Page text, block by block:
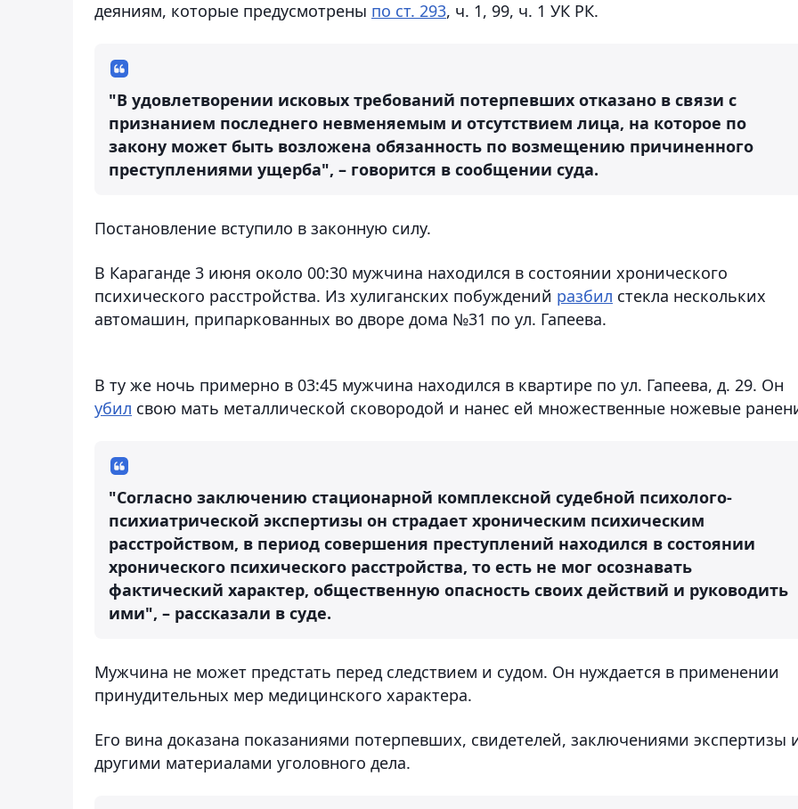
деяниям, которые предусмотрены по ст. 293, ч. 1, 99, ч. 1 УК РК.
"В удовлетворении исковых требований потерпевших отказано в связи с
признанием последнего невменяемым и отсутствием лица, на которое по
закону может быть возложена обязанность по возмещению причиненного
преступлениями ущерба", – говорится в сообщении суда.
Постановление вступило в законную силу.
В Караганде 3 июня около 00:30 мужчина находился в состоянии хронического
психического расстройства. Из хулиганских побуждений разбил стекла нескольких
автомашин, припаркованных во дворе дома №31 по ул. Гапеева.
В ту же ночь примерно в 03:45 мужчина находился в квартире по ул. Гапеева, д. 29. Он
убил свою мать металлической сковородой и нанес ей множественные ножевые
"Согласно заключению стационарной комплексной судебной психолого-
психиатрической экспертизы он страдает хроническим психическим
расстройством, в период совершения преступлений находился в состоянии
хронического психического расстройства, то есть не мог осознавать
фактический характер, общественную опасность своих действий и руководить
ими", – рассказали в суде.
Мужчина не может предстать перед следствием и судом. Он нуждается в применении
принудительных мер медицинского характера.
Его вина доказана показаниями потерпевших, свидетелей, заключениями экспертизы
другими материалами уголовного дела.